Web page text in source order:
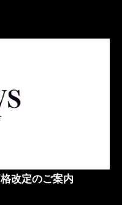
改定のご案内